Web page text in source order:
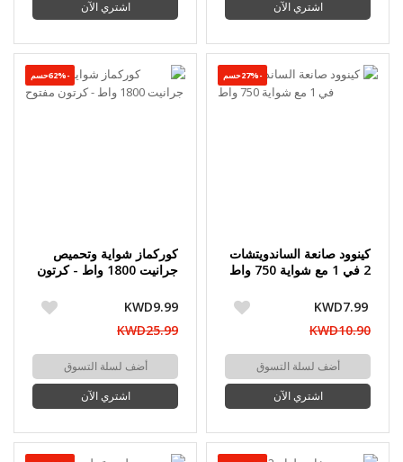
اشتري الآن اشتري الآن
-27%حسم
كينوود صانعة الساندويتشات
2 في 1 مع شواية 750 واط
KWD7.99
KWD10.90
أضف لسلة التسوق
اشتري الآن
-62%حسم
كوركماز شواية وتحميص
جرانيت 1800 واط - كرتون
KWD9.99
KWD25.99
أضف لسلة التسوق
اشتري الآن